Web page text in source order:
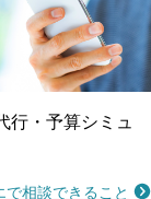
・予算シミュ
で相談できること